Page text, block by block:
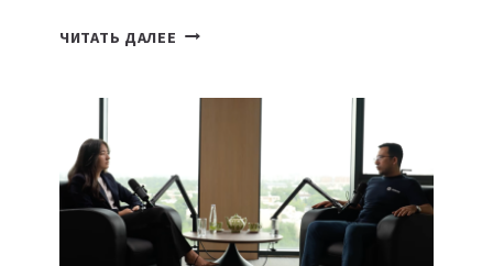
ЧИТАТЬ ДАЛЕЕ КАКОЙ
УЧЕБНОМУ
ГОДУ
2026:
10
ЛУЧШИХ